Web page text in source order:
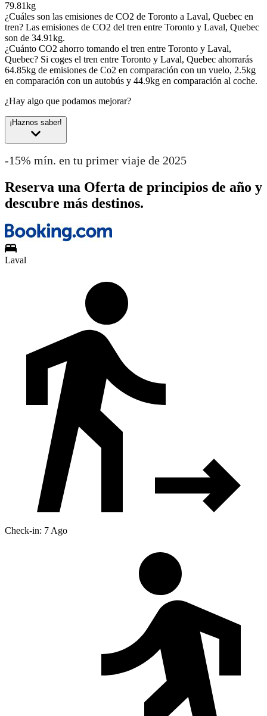
79.81kg
¿Cuáles son las emisiones de CO2 de Toronto a Laval, Quebec en
tren? Las emisiones de CO2 del tren entre Toronto y Laval, Quebec
son de 34.91kg.
¿Cuánto CO2 ahorro tomando el tren entre Toronto y Laval,
Quebec? Si coges el tren entre Toronto y Laval, Quebec ahorrarás
64.85kg de emisiones de Co2 en comparación con un vuelo, 2.5kg
en comparación con un autobús y 44.9kg en comparación al coche.
¿Hay algo que podamos mejorar?
¡Haznos saber!
-15% mín. en tu primer viaje de 2025
Reserva una Oferta de principios de año y
descubre más destinos.
Laval
Check-in: 7 Ago